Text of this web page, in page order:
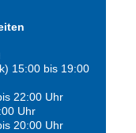
15:00 bis 19:00
22:00 Uhr
Uhr
20:00 Uhr